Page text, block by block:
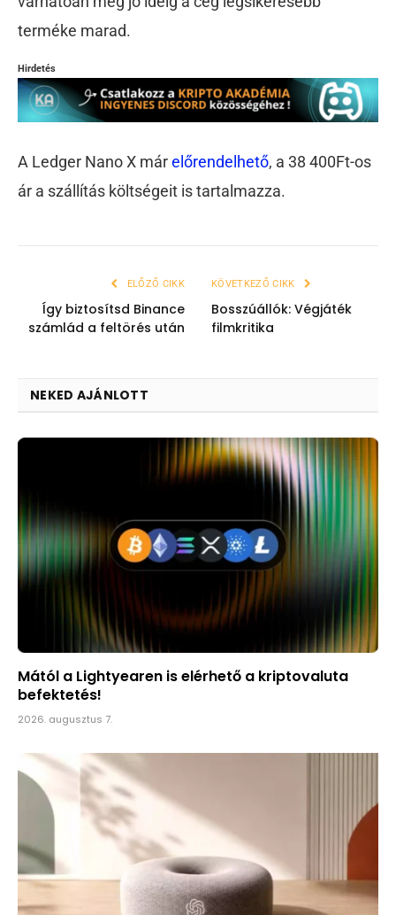
terméke marad.
Hirdetés
A Ledger Nano X márelőrendelhető, a 38 400Ft-os
ár a szállítás költségeit is tartalmazza.
ELŐZŐ CIKK
Így biztosítsd Binance
számlád a feltörés után
KÖVETKEZŐ CIKK
Bosszúállók: Végjáték
filmkritika
NEKED AJÁNLOTT
Mától a Lightyearen is elérhető a kriptovaluta
befektetés!
2026. augusztus 7.